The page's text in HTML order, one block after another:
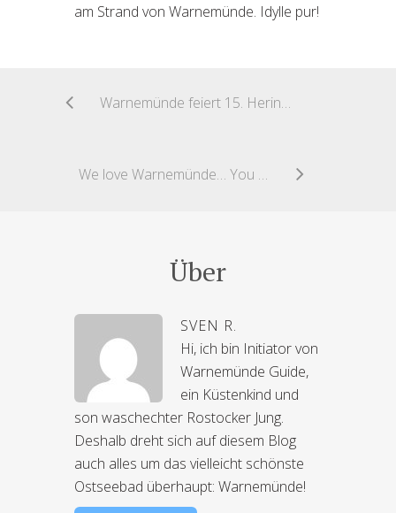
am Strand von Warnemünde. Idylle pur!
Warnemünde feiert 15. Heringsfest
We love Warnemünde… You too?
Über
SVEN R.
Hi, ich bin Initiator von
Warnemünde Guide,
ein Küstenkind und
son waschechter Rostocker Jung.
Deshalb dreht sich auf diesem Blog
auch alles um das vielleicht schönste
Ostseebad überhaupt: Warnemünde!